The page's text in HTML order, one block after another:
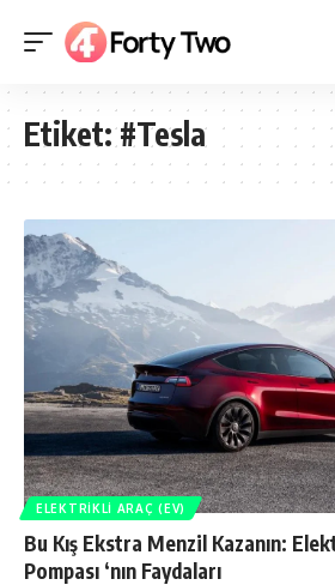
Etiket:#Tesla
ELEKTRIKLI ARAÇ (EV)
Bu Kış Ekstra Menzil Kazanın:
Pompası ‘nın Faydaları